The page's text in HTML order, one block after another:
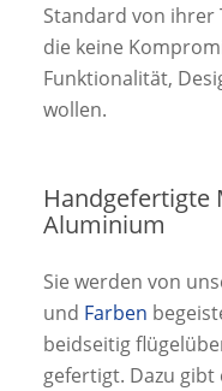
Standard von ihrer
die keine
Funktionalität,
wollen.
Handgefertigte
Aluminium
Sie werden von
und Farben
beidseitig
gefertigt. Dazu